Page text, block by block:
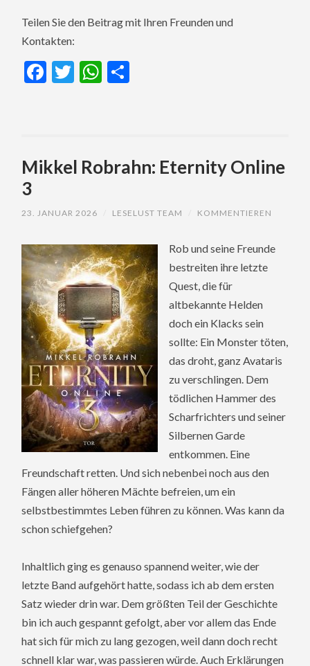
Teilen Sie den Beitrag mit Ihren Freunden und
Kontakten:
Facebook
TwitterWhatsApp
Mikkel Robrahn: Eternity Online
3
23. JANUAR 2026 LESELUST TEAM KOMMENTIEREN
Rob und seine Freunde
bestreiten ihre letzte
Quest, die für
altbekannte Helden
doch ein Klacks sein
sollte: Ein Monster töten,
das droht, ganz Avataris
zu verschlingen. Dem
tödlichen Hammer des
Scharfrichters und seiner
Silbernen Garde
entkommen. Eine
Freundschaft retten. Und sich nebenbei noch aus den
Fängen aller höheren Mächte befreien, um ein
selbstbestimmtes Leben führen zu können. Was kann da
schon schiefgehen?
Inhaltlich ging es genauso spannend weiter, wie der
letzte Band aufgehört hatte, sodass ich ab dem ersten
Satz wieder drin war. Dem größten Teil der Geschichte
bin ich auch gespannt gefolgt, aber vor allem das Ende
hat sich für mich zu lang gezogen, weil dann doch recht
schnell klar war, was passieren würde. Auch Erklärungen